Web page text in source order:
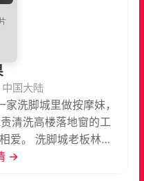
中国大陆
洗脚城里做按摩妹，
清洗高楼落地窗的工
爱。 洗脚城老板林东
，时常找不同小姐满足
→